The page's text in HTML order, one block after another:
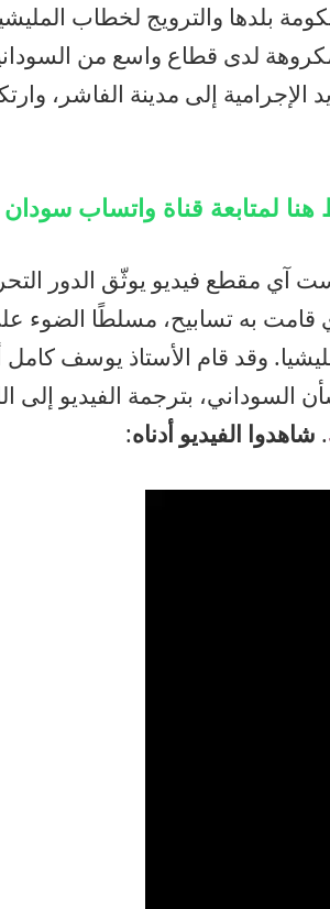
بلدها والترويج لخطاب
لدى قطاع واسع من
إلى مدينة الفاشر،
لمتابعة قناة واتساب
آي مقطع فيديو يوثّق الدور
قامت به تسابيح، مسلطًا الضوء
وقد قام الأستاذ يوسف
السوداني، بترجمة الفيديو إلى
. شاهدوا الفيديو أدناه: